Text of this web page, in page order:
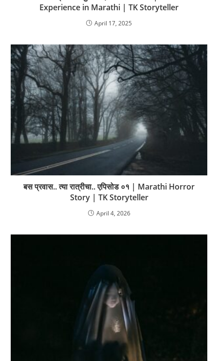
Experience in Marathi | TK Storyteller
April 17, 2025
बस प्रवास.. त्या रात्रीचा.. एपिसोड ०१ | Marathi Horror
Story | TK Storyteller
April 4, 2026